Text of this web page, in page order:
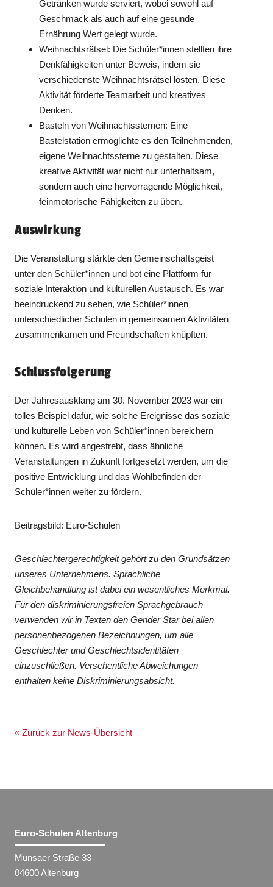
Getränken wurde serviert, wobei sowohl auf
Geschmack als auch auf eine gesunde
Ernährung Wert gelegt wurde.
Weihnachtsrätsel: Die Schüler*innen stellten ihre
Denkfähigkeiten unter Beweis, indem sie
verschiedenste Weihnachtsrätsel lösten. Diese
Aktivität förderte Teamarbeit und kreatives
Denken.
Basteln von Weihnachtssternen: Eine
Bastelstation ermöglichte es den Teilnehmenden,
eigene Weihnachtssterne zu gestalten. Diese
kreative Aktivität war nicht nur unterhaltsam,
sondern auch eine hervorragende Möglichkeit,
feinmotorische Fähigkeiten zu üben.
Auswirkung
Die Veranstaltung stärkte den Gemeinschaftsgeist
unter den Schüler*innen und bot eine Plattform für
soziale Interaktion und kulturellen Austausch. Es war
beeindruckend zu sehen, wie Schüler*innen
unterschiedlicher Schulen in gemeinsamen Aktivitäten
zusammenkamen und Freundschaften knüpften.
Schlussfolgerung
Der Jahresausklang am 30. November 2023 war ein
tolles Beispiel dafür, wie solche Ereignisse das soziale
und kulturelle Leben von Schüler*innen bereichern
können. Es wird angestrebt, dass ähnliche
Veranstaltungen in Zukunft fortgesetzt werden, um die
positive Entwicklung und das Wohlbefinden der
Schüler*innen weiter zu fördern.
Beitragsbild: Euro-Schulen
Geschlechtergerechtigkeit gehört zu den Grundsätzen
unseres Unternehmens. Sprachliche
Gleichbehandlung ist dabei ein wesentliches Merkmal.
Für den diskriminierungsfreien Sprachgebrauch
verwenden wir in Texten den Gender Star bei allen
personenbezogenen Bezeichnungen, um alle
Geschlechter und Geschlechtsidentitäten
einzuschließen. Versehentliche Abweichungen
enthalten keine Diskriminierungsabsicht.
« Zurück zur News-Übersicht
Euro-Schulen Altenburg
Münsaer Straße 33
04600 Altenburg